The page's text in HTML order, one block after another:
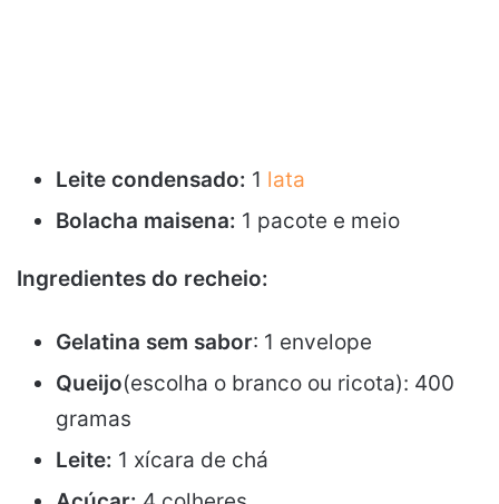
Leite condensado: 1 lata
Bolacha maisena: 1 pacote e meio
Ingredientes do recheio:
Gelatina sem sabor: 1 envelope
Queijo(escolha o branco ou ricota): 400
gramas
Leite: 1 xícara de chá